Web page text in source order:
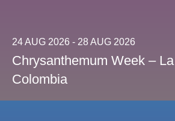
24 AUG 2026 - 28 AUG 2026
Chrysanthemum Week –
Colombia